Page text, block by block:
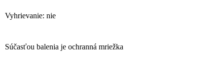
Vyhrievanie: nie
Súčasťou balenia je ochranná mriežka